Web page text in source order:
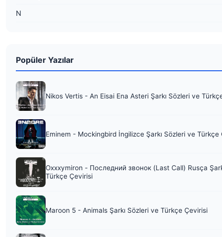
N
Popüler Yazılar
Nikos Vertis - An Eisai Ena Asteri Şarkı Sözleri ve
Eminem - Mockingbird İngilizce Şarkı Sözleri ve Türkçe
Oxxxymiron - Последний звонок (Last Call) Rusça
Türkçe Çevirisi
Maroon 5 - Animals Şarkı Sözleri ve Türkçe Çevirisi